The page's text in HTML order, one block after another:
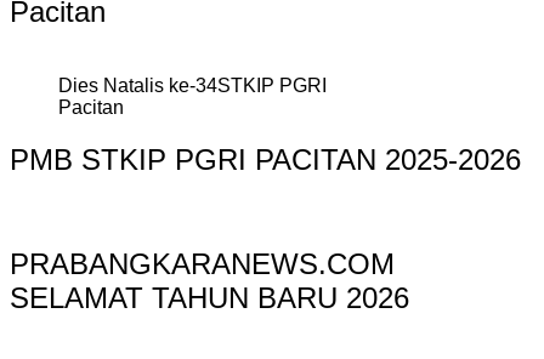
Pacitan
Dies Natalis ke-34STKIP PGRI
Pacitan
PMB STKIP PGRI PACITAN 2025-2026
PRABANGKARANEWS.COM
SELAMAT TAHUN BARU 2026